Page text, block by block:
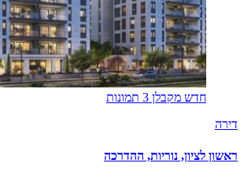
חדש מקבלן 3 תמונות
דירה
ראשון לציון, נוריות, ההדרכה